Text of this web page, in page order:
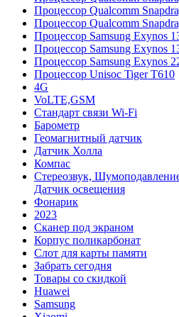
Процессор Qualcomm
Процессор Qualcomm
Процессор Samsung Exynos
Процессор Samsung Exynos
Процессор Samsung Exynos
Процессор Unisoc Tiger T610
4G
VoLTE,GSM
Cтандарт связи Wi-Fi
Барометр
Геомагнитный датчик
Датчик Холла
Компас
Стереозвук,
Датчик освещения
Фонарик
2023
Сканер под экраном
Корпус поликарбонат
Слот для карты памяти
Забрать сегодня
Товары со скидкой
Huawei
Samsung